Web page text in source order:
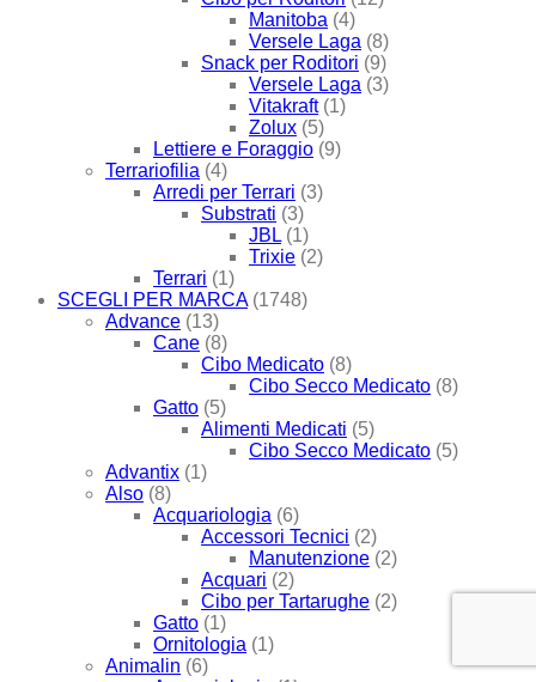
Manitoba (4)
Versele Laga (8)
Snack per Roditori (9)
Versele Laga (3)
Vitakraft (1)
Zolux (5)
Lettiere e Foraggio (9)
Terrariofilia (4)
Arredi per Terrari (3)
Substrati (3)
JBL (1)
Trixie (2)
Terrari (1)
SCEGLI PER MARCA (1748)
Advance (13)
Cane (8)
Cibo Medicato (8)
Cibo Secco Medicato (8)
Gatto (5)
Alimenti Medicati (5)
Cibo Secco Medicato (5)
Advantix (1)
Also (8)
Acquariologia (6)
Accessori Tecnici (2)
Manutenzione (2)
Acquari (2)
Cibo per Tartarughe (2)
Gatto (1)
Ornitologia (1)
Animalin (6)